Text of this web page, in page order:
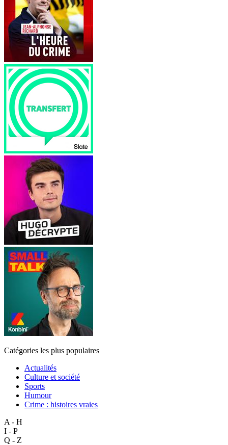
Catégories les plus populaires
Actualités
Culture et société
Sports
Humour
Crime : histoires vraies
A - H
I - P
Q - Z